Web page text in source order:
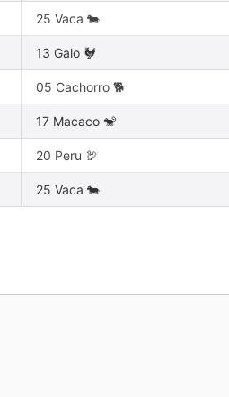
25 Vaca 🐄
13 Galo 🐓
05 Cachorro 🐕
17 Macaco 🐒
20 Peru 🦃
25 Vaca 🐄